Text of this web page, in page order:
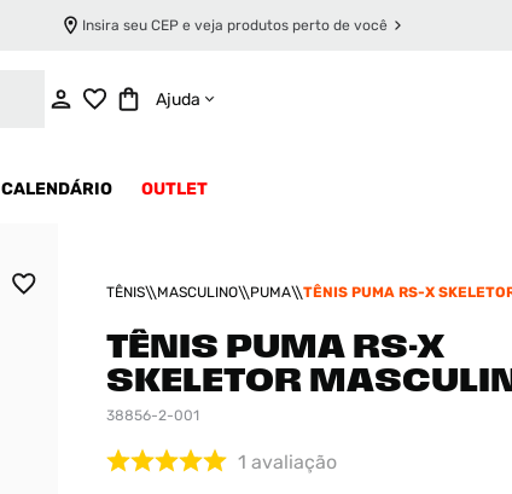
Insira seu CEP e veja produtos perto de você
Ajuda
CALENDÁRIO OUTLET
TÊNIS MASCULINO PUMA
TÊNIS PUMA RS-X
TÊNIS PUMA RS-X
SKELETOR
38856-2-001
1 avaliação